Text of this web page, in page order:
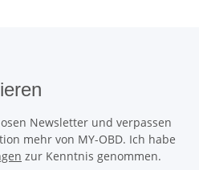
Newsletter und verpassen
mehr von MY-OBD. Ich habe
zur Kenntnis genommen.